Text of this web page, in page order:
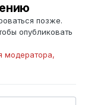
позже.
опубликовать
модератора,